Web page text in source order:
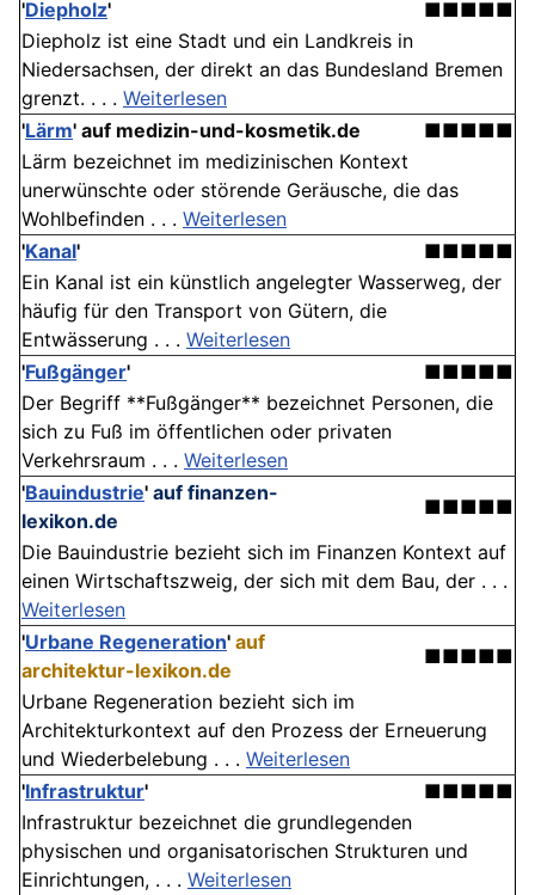
'Diepholz'
■■■■■
Diepholz ist eine Stadt und ein Landkreis in
Niedersachsen, der direkt an das Bundesland Bremen
grenzt. . . . Weiterlesen
'Lärm' auf medizin-und-kosmetik.de
■■■■■
Lärm bezeichnet im medizinischen Kontext
unerwünschte oder störende Geräusche, die das
Wohlbefinden . . . Weiterlesen
'Kanal'
■■■■■
Ein Kanal ist ein künstlich angelegter Wasserweg, der
häufig für den Transport von Gütern, die
Entwässerung . . . Weiterlesen
'Fußgänger'
■■■■■
Der Begriff **Fußgänger** bezeichnet Personen, die
sich zu Fuß im öffentlichen oder privaten
Verkehrsraum . . . Weiterlesen
'Bauindustrie' auf finanzen-
lexikon.de
■■■■■
Die Bauindustrie bezieht sich im Finanzen Kontext auf
einen Wirtschaftszweig, der sich mit dem Bau, der . . .
Weiterlesen
'Urbane Regeneration' auf
architektur-lexikon.de
■■■■■
Urbane Regeneration bezieht sich im
Architekturkontext auf den Prozess der Erneuerung
und Wiederbelebung . . . Weiterlesen
'Infrastruktur'
■■■■■
Infrastruktur bezeichnet die grundlegenden
physischen und organisatorischen Strukturen und
Einrichtungen, . . . Weiterlesen